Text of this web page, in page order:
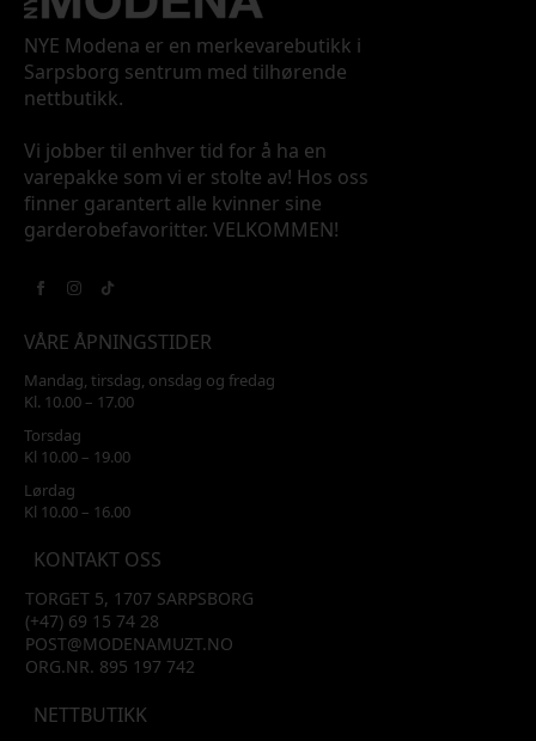
NYE Modena er en merkevarebutikk i
Sarpsborg sentrum med tilhørende
nettbutikk.
Vi jobber til enhver tid for å ha en
varepakke som vi er stolte av! Hos oss
finner garantert alle kvinner sine
garderobefavoritter. VELKOMMEN!
VÅRE ÅPNINGSTIDER
Mandag, tirsdag, onsdag og fredag
Kl. 10.00 – 17.00
Torsdag
Kl 10.00 – 19.00
Lørdag
Kl 10.00 – 16.00
KONTAKT OSS
TORGET 5, 1707 SARPSBORG
(+47) 69 15 74 28
POST@MODENAMUZT.NO
ORG.NR. 895 197 742
NETTBUTIKK